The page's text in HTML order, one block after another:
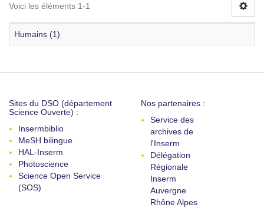
Voici les éléments 1-1
Humains (1)
Sites du DSO (département
Science Ouverte) :
Insermbiblio
MeSH bilingue
HAL-Inserm
Photoscience
Science Open Service
(SOS)
Nos partenaires :
Service des
archives de
l'Inserm
Délégation
Régionale
Inserm
Auvergne
Rhône Alpes